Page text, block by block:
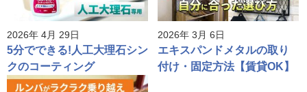
2026年 4月 29日
5分でできる!人工大理石シン
クのコーティング
2026年 3月 6日
エキスパンドメタルの取り
付け・固定方法【賃貸OK】